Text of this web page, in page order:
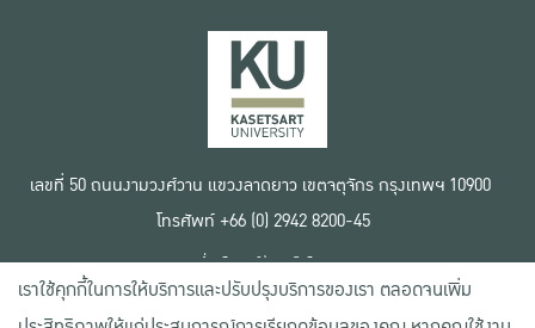
เลขที่ 50 ถนนงามวงศ์วาน แขวงลาดยาว เขตจตุจักร กรุงเทพฯ 10900
โทรศัพท์ +66 (0) 2942 8200-45
เงื่อนไขการใช้งานเว็บไซต์
ข้อตกลงด้านสิทธิ์ใช้งาน
นโยบายความเป็นส่วนตัว
เราใช้คุกกี้ในการให้บริการและปรับปรุงบริการของเรา ตลอดจนเพิ่ม